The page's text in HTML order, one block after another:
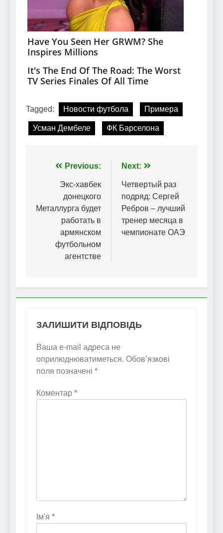
Tagged: Новости футбола Примера
Усман Дембеле ФК Барселона
Навігація
записів
Previous:
Экс-хавбек
донецкого
Металлурга будет
работать в
армянском
футбольном
агентстве
Next:
Четвертый раз
подряд: Сергей
Ребров – лучший
тренер месяца в
чемпионате ОАЭ
ЗАЛИШИТИ ВІДПОВІДЬ
Ваша e-mail адреса не
оприлюднюватиметься. Обов’язкові
поля позначені *
Коментар *
Ім'я *